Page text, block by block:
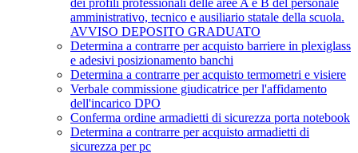
dei profili professionali delle aree A e B del personale
amministrativo, tecnico e ausiliario statale della scuola.
AVVISO DEPOSITO GRADUATO
Determina a contrarre per acquisto barriere in plexiglass
e adesivi posizionamento banchi
Determina a contrarre per acquisto termometri e visiere
Verbale commissione giudicatrice per l'affidamento
dell'incarico DPO
Conferma ordine armadietti di sicurezza porta notebook
Determina a contrarre per acquisto armadietti di
sicurezza per pc